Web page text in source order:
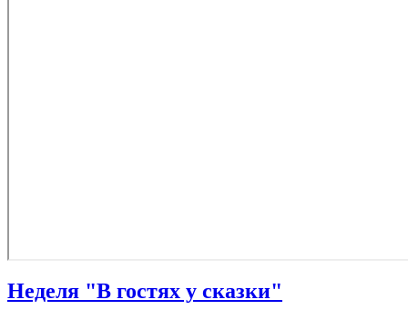
Неделя "В гостях у сказки"